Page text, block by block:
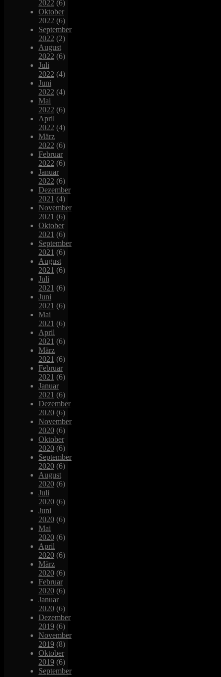
2022 (6)
Oktober
2022 (6)
September
2022 (2)
August
2022 (6)
Juli
2022 (4)
Juni
2022 (4)
Mai
2022 (6)
April
2022 (4)
März
2022 (6)
Februar
2022 (6)
Januar
2022 (6)
Dezember
2021 (4)
November
2021 (6)
Oktober
2021 (6)
September
2021 (6)
August
2021 (6)
Juli
2021 (6)
Juni
2021 (6)
Mai
2021 (6)
April
2021 (6)
März
2021 (6)
Februar
2021 (6)
Januar
2021 (6)
Dezember
2020 (6)
November
2020 (6)
Oktober
2020 (6)
September
2020 (6)
August
2020 (6)
Juli
2020 (6)
Juni
2020 (6)
Mai
2020 (6)
April
2020 (6)
März
2020 (6)
Februar
2020 (6)
Januar
2020 (6)
Dezember
2019 (6)
November
2019 (8)
Oktober
2019 (6)
September